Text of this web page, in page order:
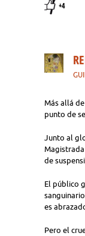
+4
Más allá
punto de
Junto al
de
El público
es
Pero el